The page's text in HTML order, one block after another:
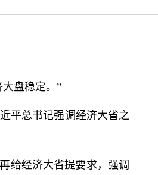
盘稳定。”
近平总书记强调经济大省之
给经济大省提要求，强调